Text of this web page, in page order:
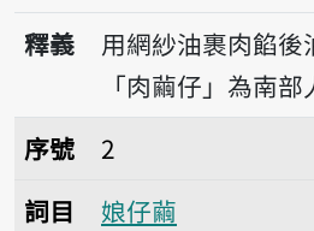
播
釋義
用網紗油裹肉餡後
「肉繭仔」為南部
序號2娘仔繭
序號
2
詞目
娘仔繭